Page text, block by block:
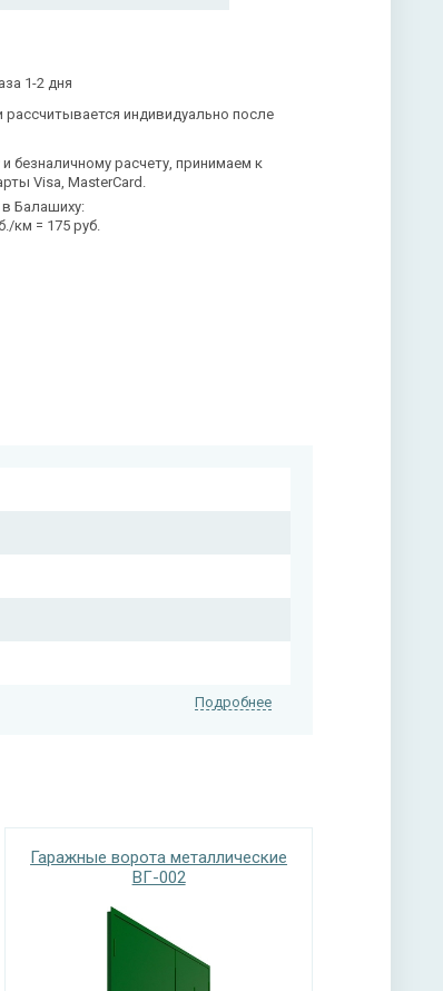
1-2 дня
рассчитывается индивидуально после
безналичному расчету, принимаем к
Visa, MasterCard.
Балашиху:
км = 175 руб.
Подробнее
Гаражные ворота металлические
ВГ-002